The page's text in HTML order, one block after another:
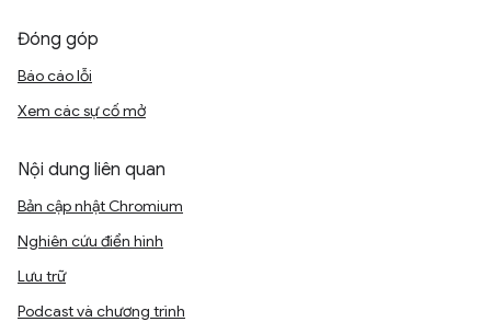
Đóng góp
Báo cáo lỗi
Xem các sự cố mở
Nội dung liên quan
Bản cập nhật Chromium
Nghiên cứu điển hình
Lưu trữ
Podcast và chương trình